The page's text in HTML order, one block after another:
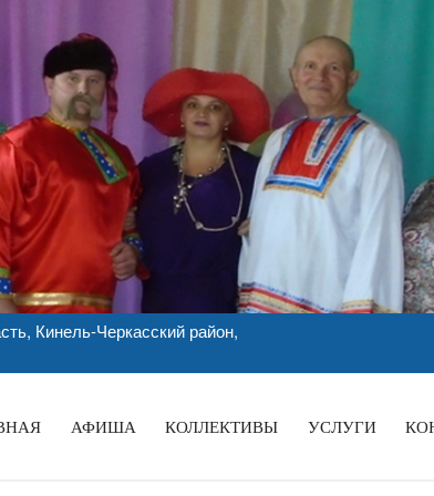
Кинель-Черкасский район,
АФИША КОЛЛЕКТИВЫ УСЛУГИ